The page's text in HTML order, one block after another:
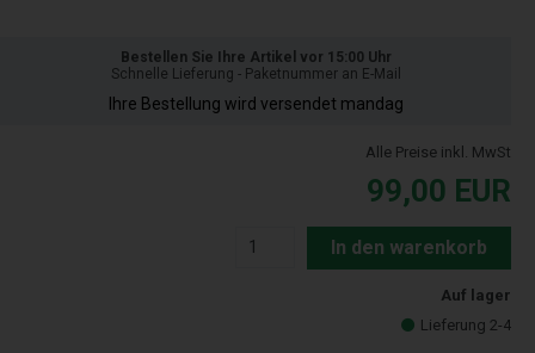
Bestellen Sie Ihre Artikel vor 15:00 Uhr
Schnelle Lieferung - Paketnummer an E-Mail
Ihre Bestellung wird versendet mandag
Alle Preise inkl. MwSt
99,00 EUR
In den warenkorb
Auf lager
Lieferung 2-4